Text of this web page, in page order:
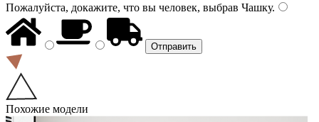
Пожалуйста, докажите, что вы человек, выбрав Чашку.
Похожие модели